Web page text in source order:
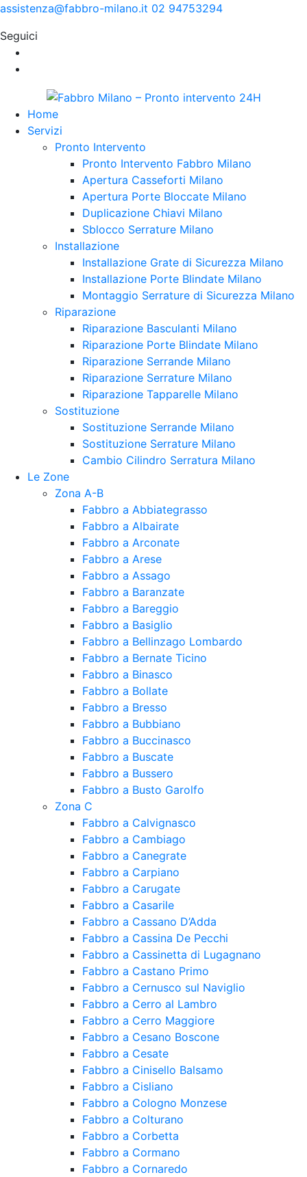
assistenza@fabbro-milano.it 02 94753294
Seguici
Home
Servizi
Pronto Intervento
Pronto Intervento Fabbro Milano
Apertura Casseforti Milano
Apertura Porte Bloccate Milano
Duplicazione Chiavi Milano
Sblocco Serrature Milano
Installazione
Installazione Grate di Sicurezza Milano
Installazione Porte Blindate Milano
Montaggio Serrature di Sicurezza Milano
Riparazione
Riparazione Basculanti Milano
Riparazione Porte Blindate Milano
Riparazione Serrande Milano
Riparazione Serrature Milano
Riparazione Tapparelle Milano
Sostituzione
Sostituzione Serrande Milano
Sostituzione Serrature Milano
Cambio Cilindro Serratura Milano
Le Zone
Zona A-B
Fabbro a Abbiategrasso
Fabbro a Albairate
Fabbro a Arconate
Fabbro a Arese
Fabbro a Assago
Fabbro a Baranzate
Fabbro a Bareggio
Fabbro a Basiglio
Fabbro a Bellinzago Lombardo
Fabbro a Bernate Ticino
Fabbro a Binasco
Fabbro a Bollate
Fabbro a Bresso
Fabbro a Bubbiano
Fabbro a Buccinasco
Fabbro a Buscate
Fabbro a Bussero
Fabbro a Busto Garolfo
Zona C
Fabbro a Calvignasco
Fabbro a Cambiago
Fabbro a Canegrate
Fabbro a Carpiano
Fabbro a Carugate
Fabbro a Casarile
Fabbro a Cassano D’Adda
Fabbro a Cassina De Pecchi
Fabbro a Cassinetta di Lugagnano
Fabbro a Castano Primo
Fabbro a Cernusco sul Naviglio
Fabbro a Cerro al Lambro
Fabbro a Cerro Maggiore
Fabbro a Cesano Boscone
Fabbro a Cesate
Fabbro a Cinisello Balsamo
Fabbro a Cisliano
Fabbro a Cologno Monzese
Fabbro a Colturano
Fabbro a Corbetta
Fabbro a Cormano
Fabbro a Cornaredo